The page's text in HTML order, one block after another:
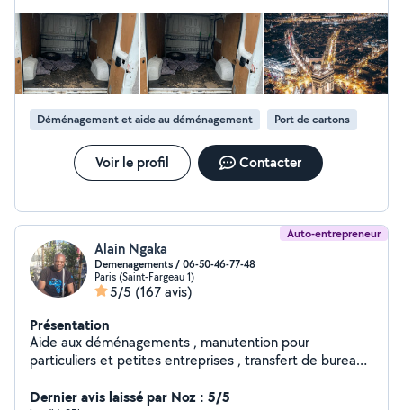
Déménagement et aide au déménagement Port de cartons
Voir le profil Contacter
Auto-entrepreneur
Alain Ngaka
Demenagements / 06-50-46-77-48
Paris (Saint-Fargeau 1)
5/5 (167 avis)
Présentation
Aide aux déménagements , manutention pour
particuliers et petites entreprises , transfert de bureaux
PROTECTION DES MEUBLES demontage et remontage
Dernier avis laissé par Noz : 5/5